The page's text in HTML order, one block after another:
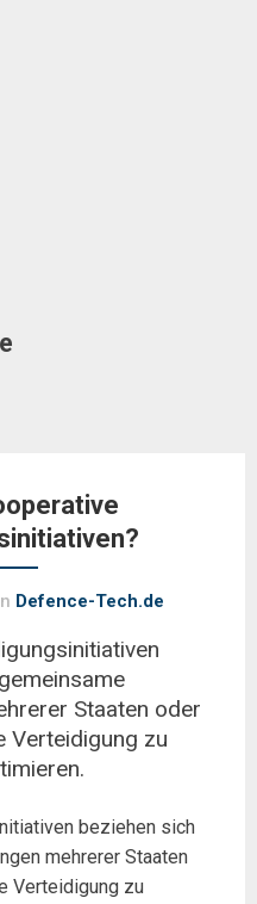
Defence-Tech.de
Staaten oder
Verteidigung zu
beziehen sich
mehrerer Staaten
Verteidigung zu